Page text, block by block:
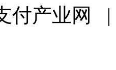
支付产业